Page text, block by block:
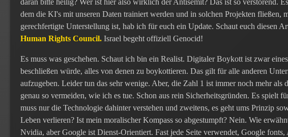
daran bitte heilig? Wer ist hier also wirklich der Antisemit? Das ist so verstörend.
dem die KI's mit unseren Daten trainiert werden und in solchen Projekten fließen,
gerechfertigte Unterstellung ist, hab ich für euch ein Update. Schaut euch diesen
Human Rights Council. Israel begeht offiziell Genocid!
Es muss was geschehen. Schaut ich bin ein Realist. Digitaler Boykott ist zwar
beschließen würde, alles von denen zu boykottieren. Das gilt für alle anderen
aufzugeben. Leider tun das sehr wenige. Aber, die Zahl 1 ist immer noch mehr
genau so vermeiden, wie ich es tue. Schon aus rein Sicherheitsgründen. Es spielt
muss nur die Technologie dahinter verstehen und zweitens, es geht ums Prinzip
Leben verlieren? Ist mein moralischer Kompass so abgestumpft? Nein. Wie
Nvidia, aber Google ist Dienst-Orientiert. Fast jede Seite verwendet, Google fonts,